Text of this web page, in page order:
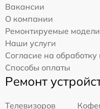
Вакансии
О компании
Ремонтируемые модели
Наши услуги
Согласие на
Способы оплаты
Ремонт
Телевизоров